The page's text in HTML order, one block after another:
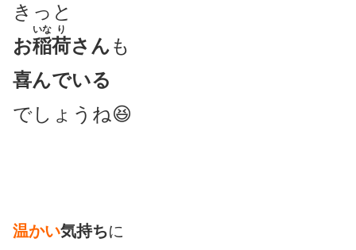
きっと
お稲
いな
荷
り
さんも
喜んでいる
でしょうね😆
温かい気持ちに